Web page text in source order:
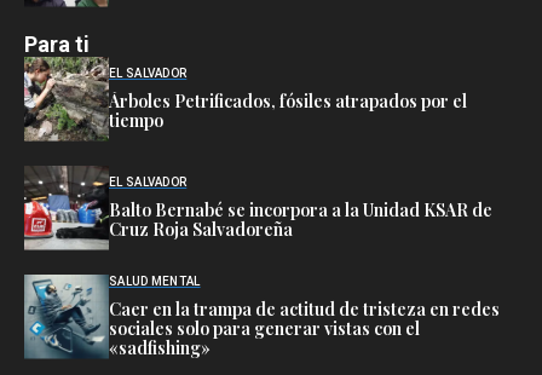
Para ti
EL SALVADOR
Árboles Petrificados, fósiles atrapados por el
tiempo
EL SALVADOR
Balto Bernabé se incorpora a la Unidad KSAR de
Cruz Roja Salvadoreña
SALUD MENTAL
Caer en la trampa de actitud de tristeza en redes
sociales solo para generar vistas con el
«sadfishing»